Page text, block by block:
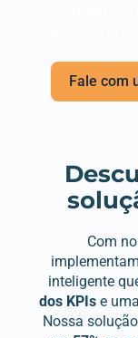
Fale com
Com
inteligente
dos KPIs e uma
Nossa